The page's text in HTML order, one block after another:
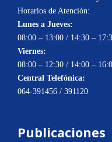
Horarios de Atención:
Lunes a Jueves:
08:00 – 13:00 / 14:30 –
Viernes:
08:00 – 12:30 / 14:00 –
Central Telefónica:
064-391456 / 391120
Publicaciones